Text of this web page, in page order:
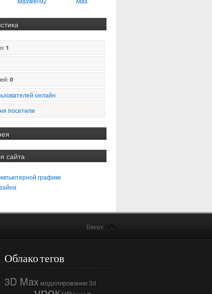
1
0
онлайн
посетили
сайта
графике
Вверх
Облако тегов
3D Maxмоделирование3d